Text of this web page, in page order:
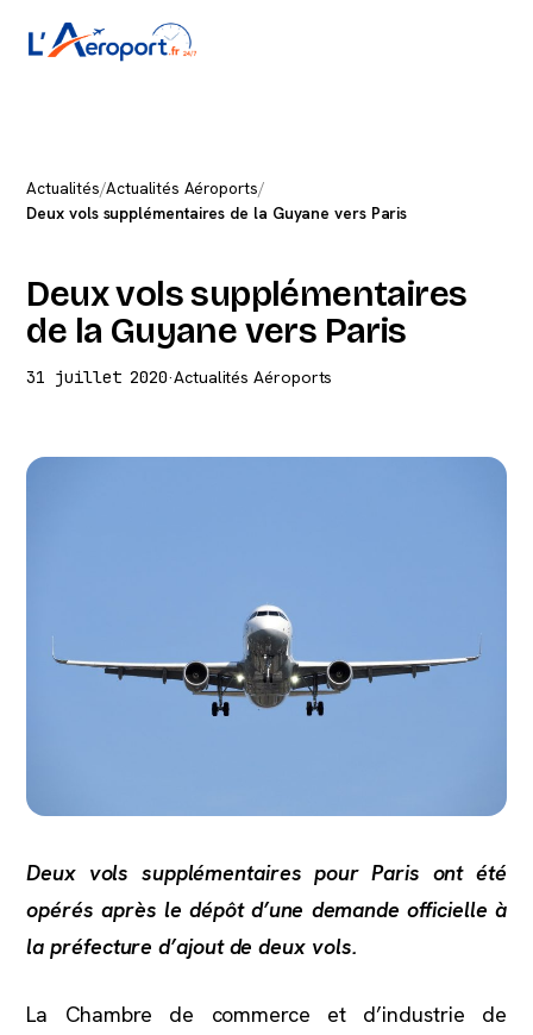
Actualités/Actualités Aéroports/
Deux vols supplémentaires de la Guyane vers Paris
Deux vols supplémentaires
de la Guyane vers Paris
31 juillet 2020·Actualités Aéroports
Deux vols supplémentaires pour Paris ont été
opérés après le dépôt d’une demande officielle à
la préfecture d’ajout de deux vols.
La Chambre de commerce et d’industrie de